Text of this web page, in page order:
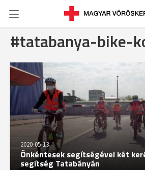
#tatabanya-bike-
2020-05-13
Önkéntesek segítségével két
segítség Tatabányán